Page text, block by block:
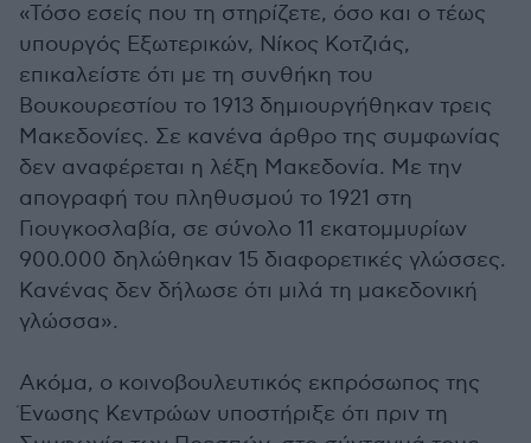
«Τόσο εσείς που τη στηρίζετε, όσο και ο τέως
υπουργός Εξωτερικών, Νίκος Κοτζιάς,
επικαλείστε ότι με τη συνθήκη του
Βουκουρεστίου το 1913 δημιουργήθηκαν τρεις
Μακεδονίες. Σε κανένα άρθρο της συμφωνίας
δεν αναφέρεται η λέξη Μακεδονία. Με την
απογραφή του πληθυσμού το 1921 στη
Γιουγκοσλαβία, σε σύνολο 11 εκατομμυρίων
900.000 δηλώθηκαν 15 διαφορετικές γλώσσες.
Κανένας δεν δήλωσε ότι μιλά τη μακεδονική
γλώσσα».
Ακόμα, ο κοινοβουλευτικός εκπρόσωπος της
Ένωσης Κεντρώων υποστήριξε ότι πριν τη